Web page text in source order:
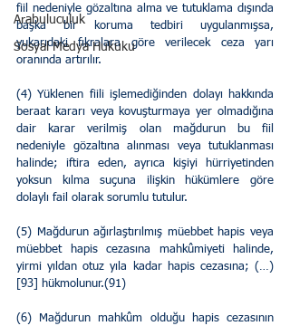
Arabuluculuk
Sosyal Medya Hukuku
fiil nedeniyle gözaltına alma ve tutuklama dışında
başka bir koruma tedbiri uygulanmışsa,
yukarıdaki fıkralara göre verilecek ceza yarı
oranında artırılır.
(4) Yüklenen fiili işlemediğinden dolayı hakkında
beraat kararı veya kovuşturmaya yer olmadığına
dair karar verilmiş olan mağdurun bu fiil
nedeniyle gözaltına alınması veya tutuklanması
halinde; iftira eden, ayrıca kişiyi hürriyetinden
yoksun kılma suçuna ilişkin hükümlere göre
dolaylı fail olarak sorumlu tutulur.
(5) Mağdurun ağırlaştırılmış müebbet hapis veya
müebbet hapis cezasına mahkûmiyeti halinde,
yirmi yıldan otuz yıla kadar hapis cezasına; (…)
[93] hükmolunur.(91)
(6) Mağdurun mahkûm olduğu hapis cezasının